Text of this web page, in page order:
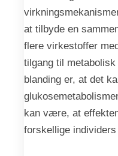
at tilbyde en
flere virkestoffer
tilgang til
blanding er, at det
kan være, at
forskellige